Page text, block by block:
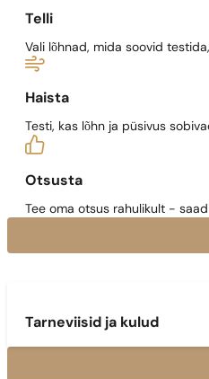
Telli
Vali lõhnad, mida soovid
Haista
Testi, kas lõhn ja püsivus
Otsusta
Tee oma otsus rahulikult -
Tarneviisid ja kulud